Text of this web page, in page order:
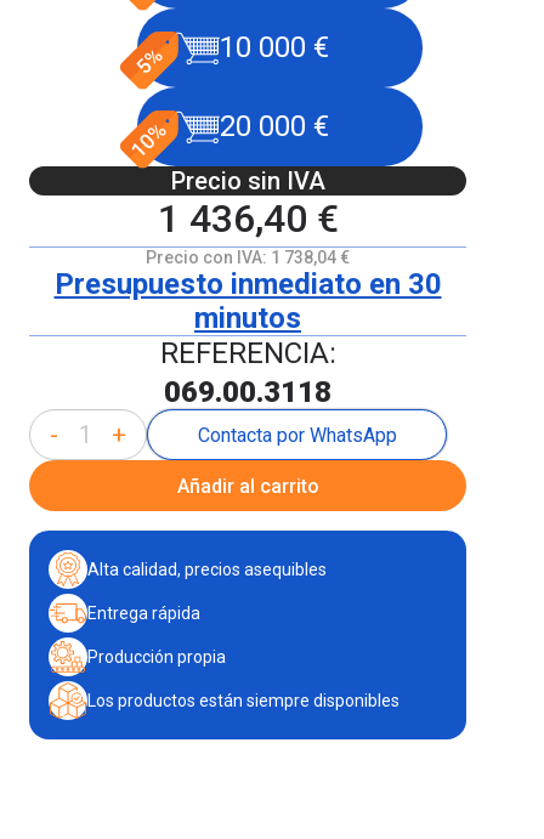
10 000 €
20 000 €
Precio sin IVA
1 436,40 €
Precio con IVA: 1 738,04 €
Presupuesto inmediato en 30
minutos
REFERENCIA:
069.00.3118
- + Contacta por WhatsApp
Añadir al carrito
Alta calidad, precios asequibles
Entrega rápida
Producción propia
Los productos están siempre disponibles